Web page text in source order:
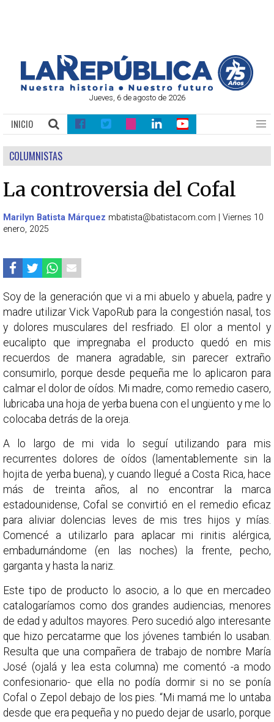
Jueves, 6 de agosto de 2026
INICIO
COLUMNISTAS
La controversia del Cofal
Marilyn Batista Márquez mbatista@batistacom.com
Viernes 10
enero, 2025
Soy de la generación que vi a mi abuelo y abuela, padre y
madre utilizar Vick VapoRub para la congestión nasal, tos
y dolores musculares del resfriado. El olor a mentol y
eucalipto que impregnaba el producto quedó en mis
recuerdos de manera agradable, sin parecer extraño
consumirlo, porque desde pequeña me lo aplicaron para
calmar el dolor de oídos. Mi madre, como remedio casero,
lubricaba una hoja de yerba buena con el ungüento y me lo
colocaba detrás de la oreja.
A lo largo de mi vida lo seguí utilizando para mis
recurrentes dolores de oídos (lamentablemente sin la
hojita de yerba buena), y cuando llegué a Costa Rica, hace
más de treinta años, al no encontrar la marca
estadounidense, Cofal se convirtió en el remedio eficaz
para aliviar dolencias leves de mis tres hijos y mías.
Comencé a utilizarlo para aplacar mi rinitis alérgica,
embadurnándome (en las noches) la frente, pecho,
garganta y hasta la nariz.
Este tipo de producto lo asocio, a lo que en mercadeo
catalogaríamos como dos grandes audiencias, menores
de edad y adultos mayores. Pero sucedió algo interesante
que hizo percatarme que los jóvenes también lo usaban.
Resulta que una compañera de trabajo de nombre María
José (ojalá y lea esta columna) me comentó -a modo
confesionario- que ella no podía dormir si no se ponía
Cofal o Zepol debajo de los pies. “Mi mamá me lo untaba
desde que era pequeña y no puedo dejar de usarlo, porque